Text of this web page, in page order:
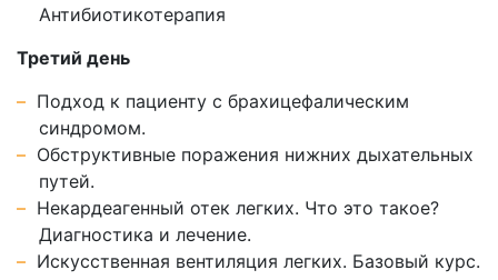
Антибиотикотерапия
Третий день
Подход к пациенту с брахицефалическим
синдромом.
Обструктивные поражения нижних дыхательных
путей.
Некардеагенный отек легких. Что это такое?
Диагностика и лечение.
Искусственная вентиляция легких. Базовый курс.